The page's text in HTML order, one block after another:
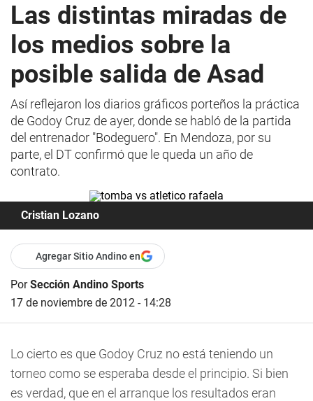
Las distintas miradas de
los medios sobre la
posible salida de Asad
Así reflejaron los diarios gráficos porteños la práctica
de Godoy Cruz de ayer, donde se habló de la partida
del entrenador "Bodeguero". En Mendoza, por su
parte, el DT confirmó que le queda un año de
contrato.
Cristian Lozano
Agregar Sitio Andino en
PorSección Andino Sports
17 de noviembre de 2012 - 14:28
Lo cierto es que Godoy Cruz no está teniendo un
torneo como se esperaba desde el principio. Si bien
es verdad, que en el arranque los resultados eran